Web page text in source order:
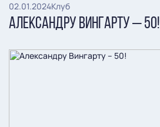
02.01.2024Клуб
АЛЕКСАНДРУ ВИНГАРТУ – 50!